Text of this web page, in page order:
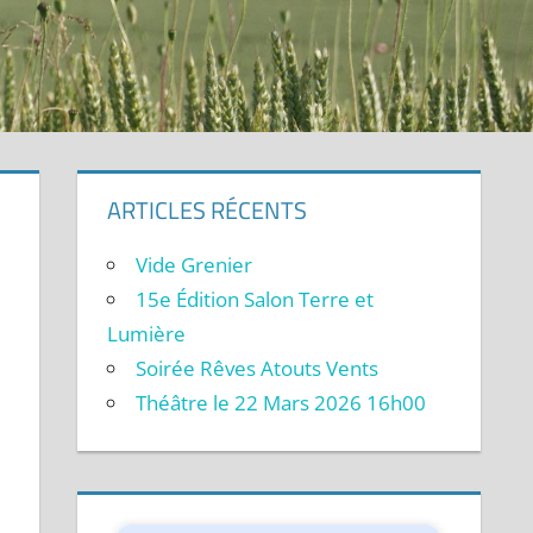
ARTICLES RÉCENTS
Vide Grenier
15e Édition Salon Terre et
Lumière
Soirée Rêves Atouts Vents
Théâtre le 22 Mars 2026 16h00